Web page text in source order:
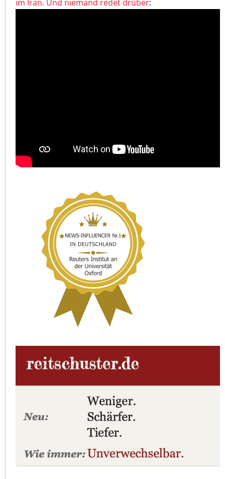
im Iran. Und niemand redet drüber: